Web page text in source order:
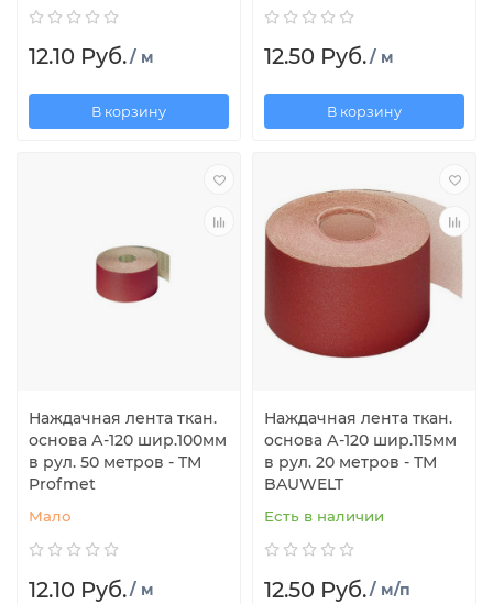
12.10 Руб./ м
В корзину
12.50 Руб./ м
В корзину
Наждачная лента ткан.
основа А-120 шир.100мм
в рул. 50 метров - TM
Profmet
Мало
12.10 Руб./ м
Наждачная лента ткан.
основа А-120 шир.115мм
в рул. 20 метров - ТМ
BAUWELT
Есть в наличии
12.50 Руб./ м/п